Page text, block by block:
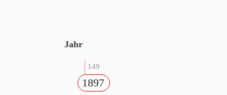
Jahr
149
1897